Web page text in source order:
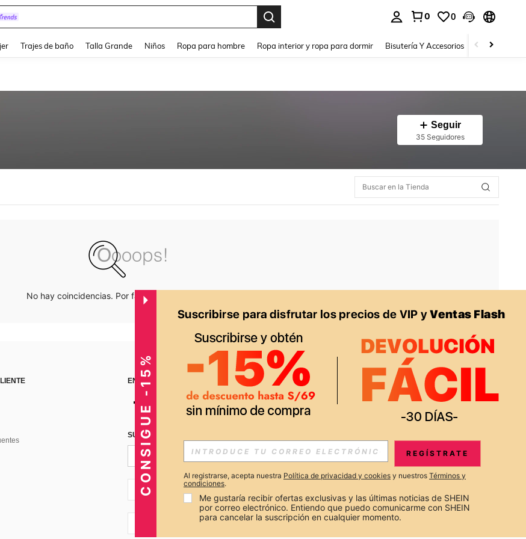
0 0
Trajes de baño Talla Grande Niños Ropa para hombre Ropa interior y ropa para dormir Bisutería Y Accesorios Zapatos
Seguir
35 Seguidores
No hay coincidencias. Por favor inténtalo de nuevo.
ENCUÉNTRANOS EN APP
SUSCRÍBETE PARA RECIBIR OFERTAS EXCLUSIVAS, PROMOCIONES Y NOTICIAS DE SHEIN
Suscribir
PE + 51
CONSIGUE -15% REGÍSTRATE
Al registrarse, acepta nuestra Política de privacidad y cookies y nuestros Términos y
condiciones.
Me gustaría recibir ofertas exclusivas y las últimas noticias de SHEIN
por correo electrónico. Entiendo que puedo comunicarme con SHEIN
para cancelar la suscripción en cualquier momento.